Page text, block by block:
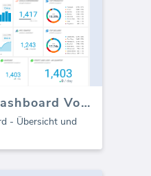
Bing Ads PPC Dashboard Vorlage
- Übersicht und